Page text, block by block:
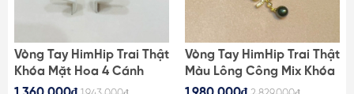
Vòng Tay HimHip Trai Thật
Khóa Mặt Hoa 4 Cánh
Nhụy Phale Sang Trọng
Vòng Tay HimHip Trai Thật
Màu Lông Công Mix Khóa
Nơ Dáng Thả Sang Trọng